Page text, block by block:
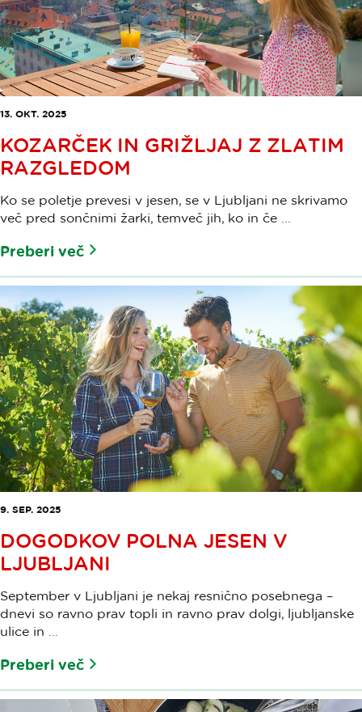
13. OKT. 2025
KOZARČEK IN GRIŽLJAJ Z ZLATIM
RAZGLEDOM
Ko se poletje prevesi v jesen, se v Ljubljani ne skrivamo
več pred sončnimi žarki, temveč jih, ko in če ...
Preberi več
9. SEP. 2025
DOGODKOV POLNA JESEN V
LJUBLJANI
September v Ljubljani je nekaj resnično posebnega –
dnevi so ravno prav topli in ravno prav dolgi, ljubljanske
ulice in ...
Preberi več